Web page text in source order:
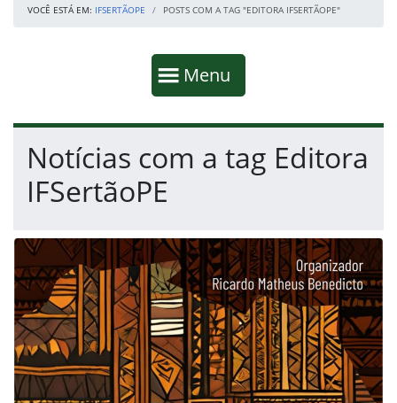
VOCÊ ESTÁ EM: IFSERTÃOPE POSTS COM A TAG "EDITORA IFSERTÃOPE"
Mostrar
Menu
Fim da navegação
Início do conteúdo
Notícias com a tag Editora
IFSertãoPE